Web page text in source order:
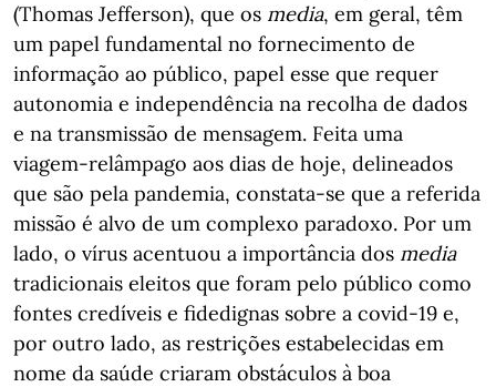
(Thomas Jefferson), que os media, em geral, têm
um papel fundamental no fornecimento de
informação ao público, papel esse que requer
autonomia e independência na recolha de dados
e na transmissão de mensagem. Feita uma
viagem-relâmpago aos dias de hoje, delineados
que são pela pandemia, constata-se que a referida
missão é alvo de um complexo paradoxo. Por um
lado, o vírus acentuou a importância dos media
tradicionais eleitos que foram pelo público como
fontes credíveis e fidedignas sobre a covid-19 e,
por outro lado, as restrições estabelecidas em
nome da saúde criaram obstáculos à boa